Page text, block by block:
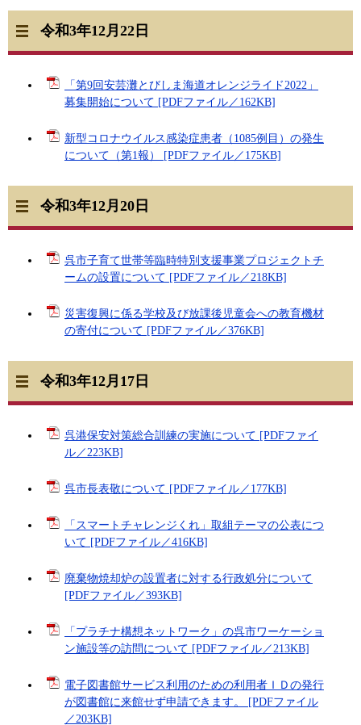
令和3年12月22日
「第9回安芸灘とびしま海道オレンジライド2022」
募集開始について [PDFファイル／162KB]
新型コロナウイルス感染症患者（1085例目）の発生
について（第1報） [PDFファイル／175KB]
令和3年12月20日
呉市子育て世帯等臨時特別支援事業プロジェクトチ
ームの設置について [PDFファイル／218KB]
災害復興に係る学校及び放課後児童会への教育機材
の寄付について [PDFファイル／376KB]
令和3年12月17日
呉港保安対策総合訓練の実施について [PDFファイ
ル／223KB]
呉市長表敬について [PDFファイル／177KB]
「スマートチャレンジくれ」取組テーマの公表につ
いて [PDFファイル／416KB]
廃棄物焼却炉の設置者に対する行政処分について
[PDFファイル／393KB]
「プラチナ構想ネットワーク」の呉市ワーケーショ
ン施設等の訪問について [PDFファイル／213KB]
電子図書館サービス利用のための利用者ＩＤの発行
が図書館に来館せず申請できます。 [PDFファイル
／203KB]